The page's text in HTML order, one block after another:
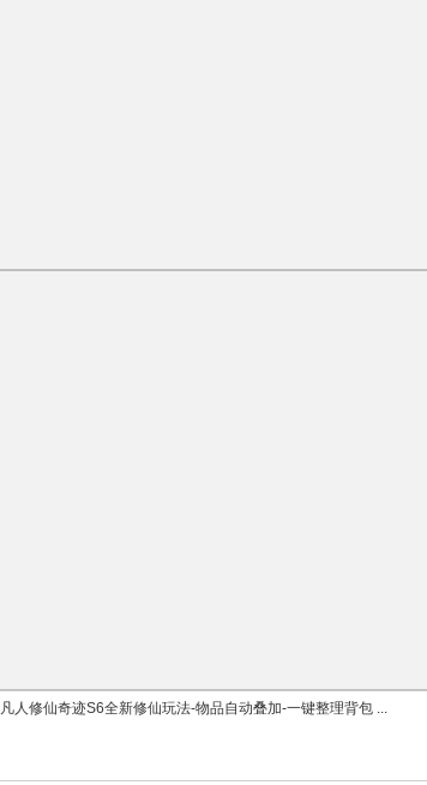
凡人修仙奇迹S6全新修仙玩法-物品自动叠加-一键整理背包 ...